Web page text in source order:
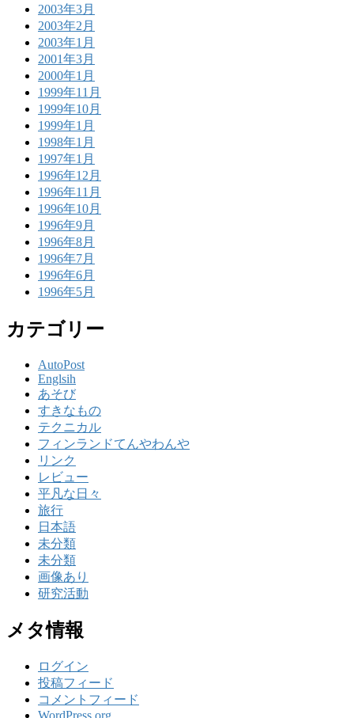
2003年3月
2003年2月
2003年1月
2001年3月
2000年1月
1999年11月
1999年10月
1999年1月
1998年1月
1997年1月
1996年12月
1996年11月
1996年10月
1996年9月
1996年8月
1996年7月
1996年6月
1996年5月
カテゴリー
AutoPost
Englsih
あそび
すきなもの
テクニカル
フィンランドてんやわんや
リンク
レビュー
平凡な日々
旅行
日本語
未分類
未分類
画像あり
研究活動
メタ情報
ログイン
投稿フィード
コメントフィード